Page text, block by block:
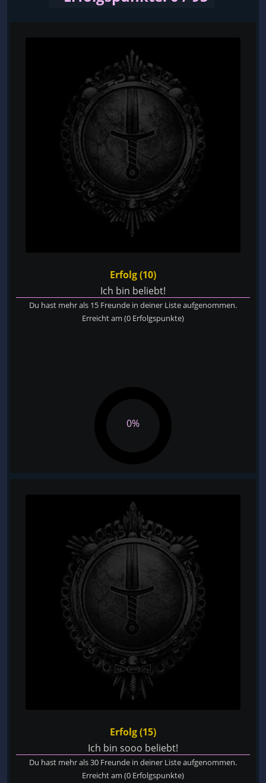
Erfolg (10)
Ich bin beliebt!
Du hast mehr als 15 Freunde in deiner Liste aufgenommen.
Erreicht am (0 Erfolgspunkte)
0%
Erfolg (15)
Ich bin sooo beliebt!
Du hast mehr als 30 Freunde in deiner Liste aufgenommen.
Erreicht am (0 Erfolgspunkte)